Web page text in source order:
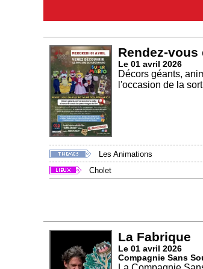
Rendez-
Le 01 avril 2026
Décors géants,
l'occasion de la
Les Animations
Cholet
La Fabrique
Le 01 avril 2026
Compagnie Sans